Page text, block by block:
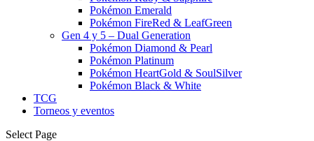
Pokémon Emerald
Pokémon FireRed & LeafGreen
Gen 4 y 5 – Dual Generation
Pokémon Diamond & Pearl
Pokémon Platinum
Pokémon HeartGold & SoulSilver
Pokémon Black & White
TCG
Torneos y eventos
Select Page